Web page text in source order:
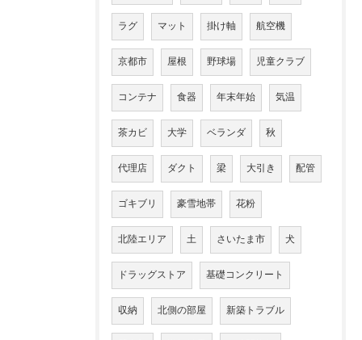
ラグ マット 掛け軸 航空機
京都市 屋根 野球場 児童クラブ
コンテナ 食器 年末年始 気温
茶カビ 大学 ベランダ 秋
代理店 ダクト 梁 大引き 配管
ゴキブリ 豪雪地帯 花粉
北陸エリア 土 さいたま市 犬
ドラッグストア 基礎コンクリート
収納 北側の部屋 新築トラブル